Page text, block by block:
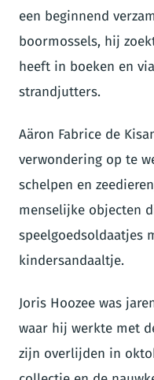
een beginnend
boormossels, hij
heeft in boeken en
strandjutters.
Aäron Fabrice de
verwondering op te
schelpen en
menselijke objecten
speelgoedsoldaatjes
kindersandaaltje.
Joris Hoozee was
waar hij werkte met
zijn overlijden in